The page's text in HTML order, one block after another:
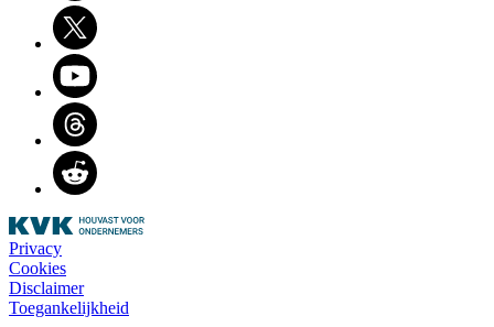
Twitter
Youtube
Threads
Reddit
Privacy
Cookies
Disclaimer
Toegankelijkheid